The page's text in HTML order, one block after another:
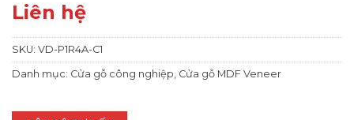
Liên hệ
SKU: VD-P1R4A-C1
Danh mục: Cửa gỗ công nghiệp, Cửa gỗ MDF Veneer